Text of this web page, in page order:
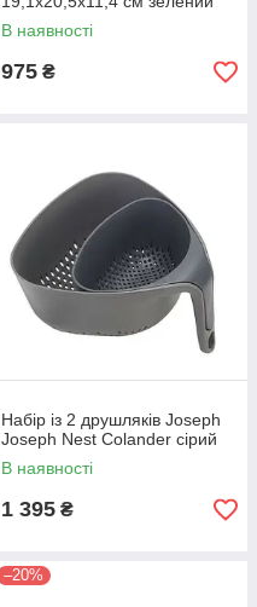
В наявності
975 ₴
Набір із 2 друшляків Joseph
Joseph Nest Colander сірий
В наявності
1 395 ₴
–20%